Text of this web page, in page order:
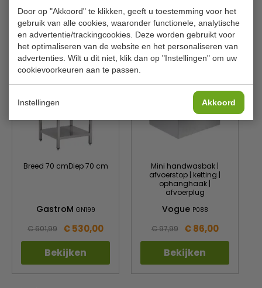
Door op "Akkoord" te klikken, geeft u toestemming voor het
gebruik van alle cookies, waaronder functionele, analytische
en advertentie/trackingcookies. Deze worden gebruikt voor
het optimaliseren van de website en het personaliseren van
advertenties. Wilt u dit niet, klik dan op "Instellingen" om uw
cookievoorkeuren aan te passen.
Instellingen Akkoord
Is dit iets voor jou?
Breed 70 cmDiep 70 cm
GastroM GN199
€ 601,99 € 530,00
Bekijken
Mini handwasbak |
afvoerstop | ketting |
ophanghaak |
afvoerplug
Vogue P088
€ 97,99 € 86,00
Bekijken